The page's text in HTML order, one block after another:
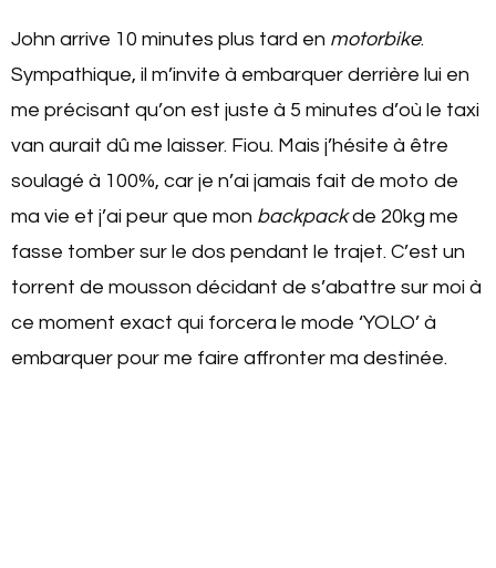
John arrive 10 minutes plus tard en motorbike.
Sympathique, il m’invite à embarquer derrière lui en
me précisant qu’on est juste à 5 minutes d’où le taxi
van aurait dû me laisser. Fiou. Mais j’hésite à être
soulagé à 100%, car je n’ai jamais fait de moto de
ma vie et j’ai peur que mon backpackde 20kg me
fasse tomber sur le dos pendant le trajet. C’est un
torrent de mousson décidant de s’abattre sur moi à
ce moment exact qui forcera le mode ‘YOLO’ à
embarquer pour me faire affronter ma destinée.